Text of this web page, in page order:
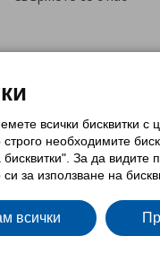
Избор на настройки за
за защита на личните
IKEA Family
всички бисквитки
необходимитe
За да
за използване на
всички